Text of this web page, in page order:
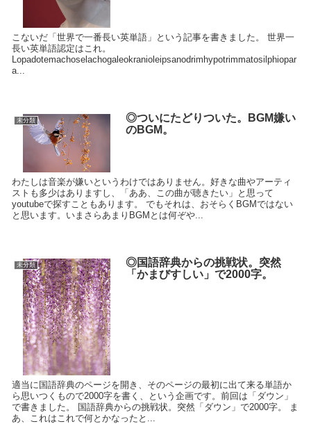
こないだ「世界で一番長い英単語」という記事を書きました。 世界一
長い英単語認定はこれ。
Lopadotemachoselachogaleokranioleipsanodrimhypotrimmatosilphiopar
a...
未分類
◎ついにたどりついた。BGM嫌い
のBGM。
わたしは音楽が嫌いというわけではありません。好きな曲やアーティ
ストも多少はありますし、「ああ、この曲が聴きたい」と思って
youtubeで探すこともあります。 でもそれは、おそらくBGMではない
と思います。いまさらあまりBGMとは何ぞや...
未分類
◎国語辞典からの挑戦状。突然
「かまびすしい」で2000字。
適当に国語辞典のページを開き、そのページの最初に出て来る単語か
ら思いつくもので2000字を書く、という企画です。前回は「ダウン」
で書きました。 国語辞典からの挑戦状。突然「ダウン」で2000字。 ま
あ、これはこれで何とかなったと...